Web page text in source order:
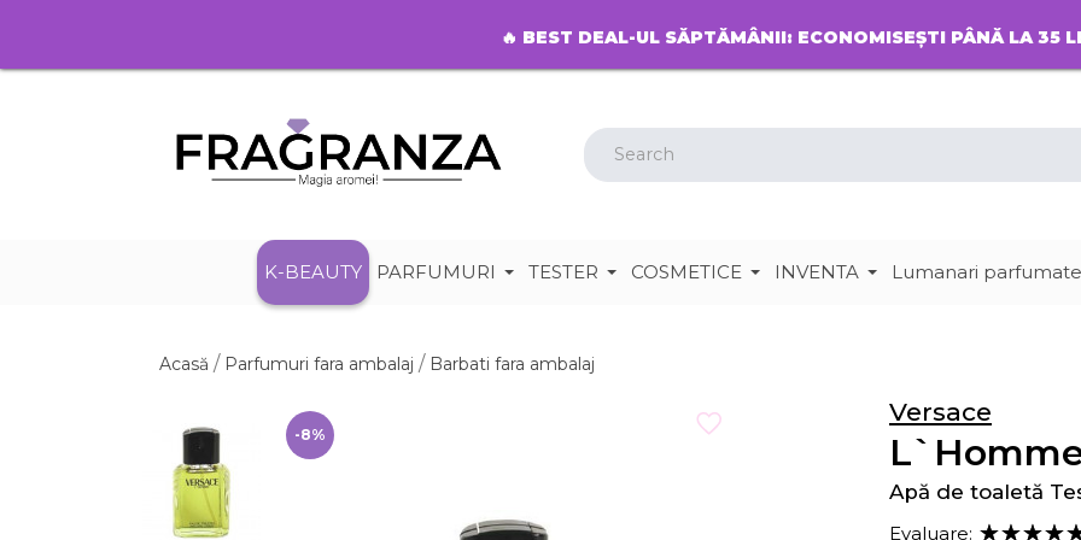
🔥 BEST DEAL-UL SĂPTĂMÂNII: ECONOMISEȘTI PÂNĂ LA 35
K-BEAUTY PARFUMURI TESTER COSMETICE INVENTA Lumanari parfumate
Acasă Parfumuri fara ambalaj Barbati fara ambalaj
-8%
Versace
Apă de toaletă
Evaluare: